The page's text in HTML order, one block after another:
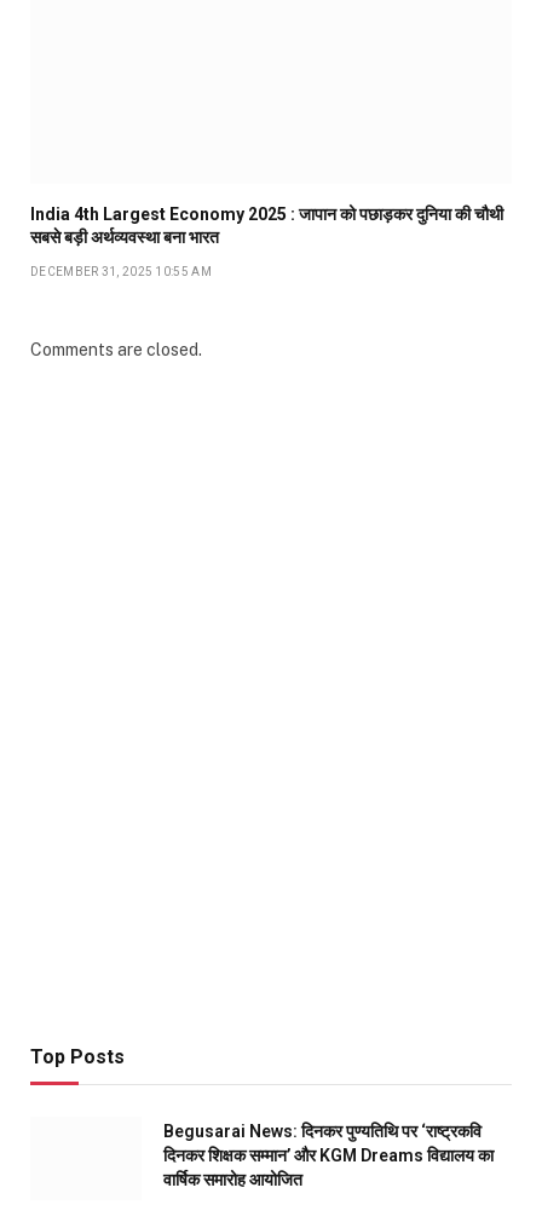
India 4th Largest Economy 2025 : जापान को पछाड़कर दुनिया की चौथी
सबसे बड़ी अर्थव्यवस्था बना भारत
DECEMBER 31, 2025 10:55 AM
Comments are closed.
Top Posts
Begusarai News: दिनकर पुण्यतिथि पर ‘राष्ट्रकवि
दिनकर शिक्षक सम्मान’ और KGM Dreams विद्यालय का
वार्षिक समारोह आयोजित